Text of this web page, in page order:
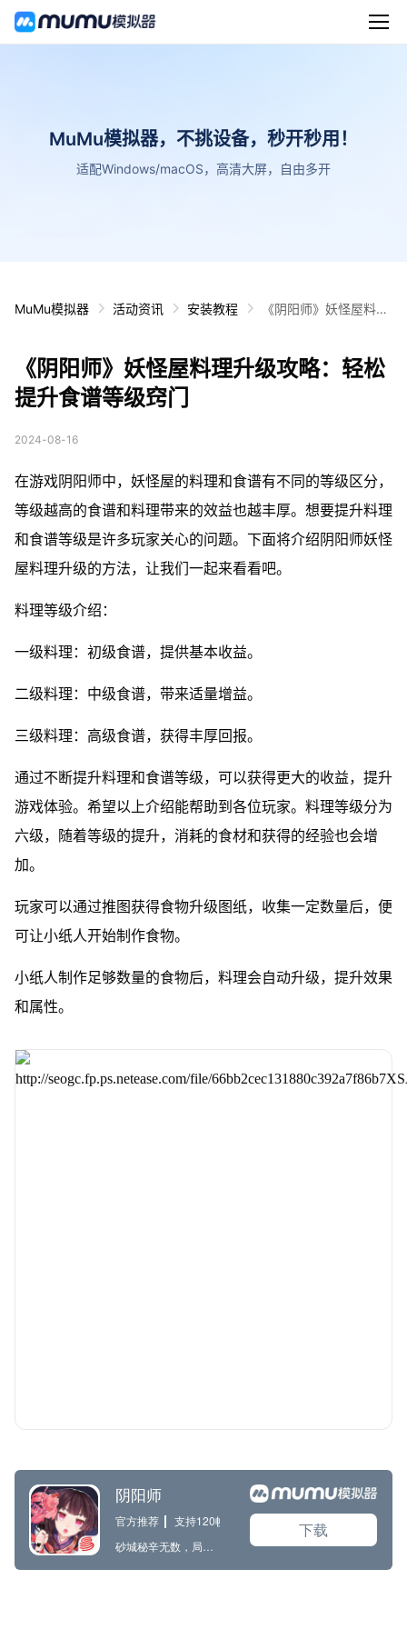
MuMu模拟器，不挑设备，秒开秒用！
适配Windows/macOS，高清大屏，自由多开
MuMu模拟器 活动资讯 安装教程
《阴阳师》妖怪屋料理
《阴阳师》妖怪屋料理升级攻略：轻松
提升食谱等级窍门
2024-08-16
在游戏阴阳师中，妖怪屋的料理和食谱有不同的等级区分，
等级越高的食谱和料理带来的效益也越丰厚。想要提升料理
和食谱等级是许多玩家关心的问题。下面将介绍阴阳师妖怪
屋料理升级的方法，让我们一起来看看吧。
料理等级介绍：
一级料理：初级食谱，提供基本收益。
二级料理：中级食谱，带来适量增益。
三级料理：高级食谱，获得丰厚回报。
通过不断提升料理和食谱等级，可以获得更大的收益，提升
游戏体验。希望以上介绍能帮助到各位玩家。料理等级分为
六级，随着等级的提升，消耗的食材和获得的经验也会增
加。
玩家可以通过推图获得食物升级图纸，收集一定数量后，便
可让小纸人开始制作食物。
小纸人制作足够数量的食物后，料理会自动升级，提升效果
和属性。